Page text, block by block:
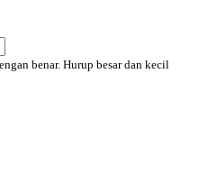
benar. Hurup besar dan kecil